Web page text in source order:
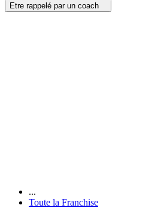
Etre rappelé par un coach
...
Toute la Franchise